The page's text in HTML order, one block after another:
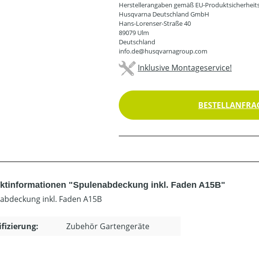
Herstellerangaben gemäß EU-
Husqvarna Deutschland GmbH
Hans-Lorenser-Straße 40
89079 Ulm
Deutschland
info.de@husqvarnagroup.com
Inklusive Montageservice!
"Spulenabdeckung inkl. Faden A15B"
inkl. Faden A15B
Zubehör Gartengeräte